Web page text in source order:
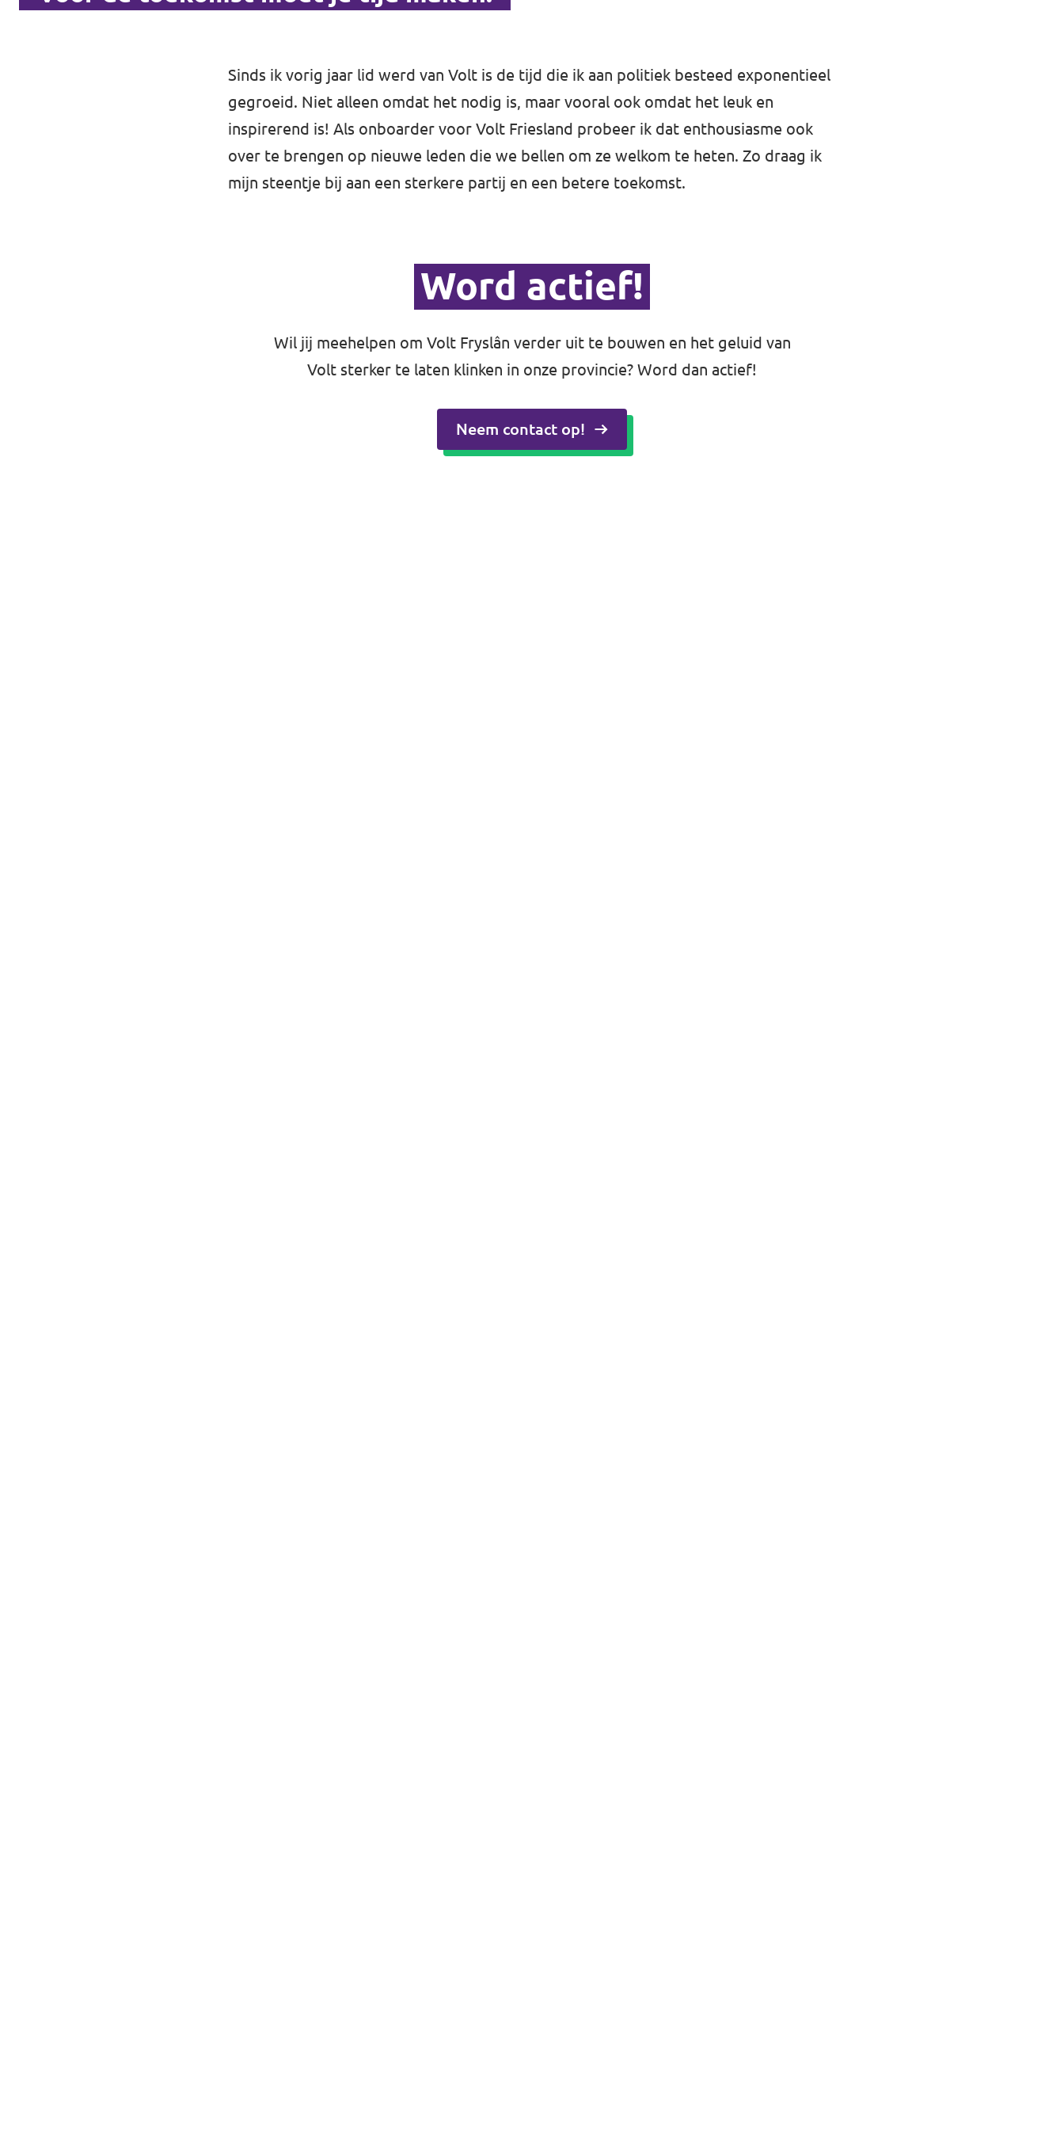
Sinds ik vorig jaar lid werd van Volt is de tijd die ik aan politiek besteed exponentieel
gegroeid. Niet alleen omdat het nodig is, maar vooral ook omdat het leuk en
inspirerend is! Als onboarder voor Volt Friesland probeer ik dat enthousiasme ook
over te brengen op nieuwe leden die we bellen om ze welkom te heten. Zo draag ik
mijn steentje bij aan een sterkere partij en een betere toekomst.
Word actief!
Wil jij meehelpen om Volt Fryslân verder uit te bouwen en het geluid van
Volt sterker te laten klinken in onze provincie? Word dan actief!
Neem contact op!